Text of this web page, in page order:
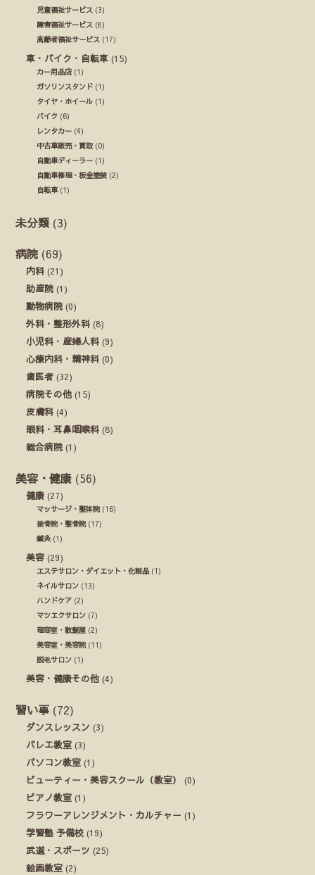
児童福祉サービス (3)
障害福祉サービス (8)
高齢者福祉サービス (17)
車・バイク・自転車 (15)
カー用品店 (1)
ガソリンスタンド (1)
タイヤ・ホイール (1)
バイク (6)
レンタカー (4)
中古車販売・買取 (0)
自動車ディーラー (1)
自動車修理・板金塗装 (2)
自転車(1)
未分類 (3)
病院 (69)
内科 (21)
助産院 (1)
動物病院 (0)
外科・整形外科 (8)
小児科・産婦人科 (9)
心療内科・精神科 (0)
歯医者 (32)
病院その他 (15)
皮膚科 (4)
眼科・耳鼻咽喉科 (8)
総合病院 (1)
美容・健康 (56)
健康 (27)
マッサージ・整体院(16)
接骨院・整骨院(17)
鍼灸(1)
美容 (29)
エステサロン・ダイエット・化粧品 (1)
ネイルサロン (13)
ハンドケア (2)
マツエクサロン (7)
理容室・散髪屋 (2)
美容室・美容院(11)
脱毛サロン (1)
美容・健康その他 (4)
習い事 (72)
ダンスレッスン (3)
バレエ教室 (3)
パソコン教室 (1)
ビューティー・美容スクール（教室）
(0)
ピアノ教室 (1)
フラワーアレンジメント・カルチャー (1)
学習塾 予備校 (19)
武道・スポーツ (25)
絵画教室 (2)